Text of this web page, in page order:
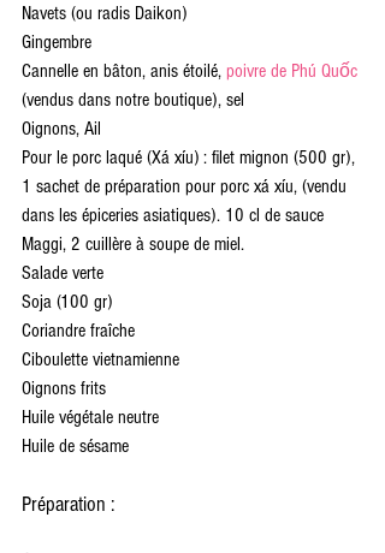
Navets (ou radis Daikon)
Gingembre
Cannelle en bâton, anis étoilé, poivre de Phú Quốc
(vendus dans notre boutique), sel
Oignons, Ail
Pour le porc laqué (Xá xíu) : filet mignon (500 gr),
1 sachet de préparation pour porc xá xíu, (vendu
dans les épiceries asiatiques). 10 cl de sauce
Maggi, 2 cuillère à soupe de miel.
Salade verte
Soja (100 gr)
Coriandre fraîche
Ciboulette vietnamienne
Oignons frits
Huile végétale neutre
Huile de sésame
Préparation :